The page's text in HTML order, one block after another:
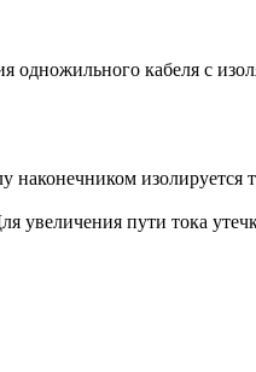
одножильного кабеля с
наконечником
увеличения пути тока